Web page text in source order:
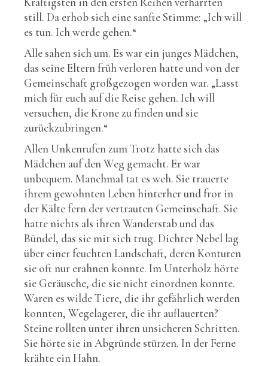
still. Da erhob sich eine sanfte Stimme: „Ich will
es tun. Ich werde gehen.“
Alle sahen sich um. Es war ein junges Mädchen,
das seine Eltern früh verloren hatte und von der
Gemeinschaft großgezogen worden war. „Lasst
mich für euch auf die Reise gehen. Ich will
versuchen, die Krone zu finden und sie
zurückzubringen.“
Allen Unkenrufen zum Trotz hatte sich das
Mädchen auf den Weg gemacht. Er war
unbequem. Manchmal tat es weh. Sie trauerte
ihrem gewohnten Leben hinterher und fror in
der Kälte fern der vertrauten Gemeinschaft. Sie
hatte nichts als ihren Wanderstab und das
Bündel, das sie mit sich trug. Dichter Nebel lag
über einer feuchten Landschaft, deren Konturen
sie oft nur erahnen konnte. Im Unterholz hörte
sie Geräusche, die sie nicht einordnen konnte.
Waren es wilde Tiere, die ihr gefährlich werden
konnten, Wegelagerer, die ihr auflauerten?
Steine rollten unter ihren unsicheren Schritten.
Sie hörte sie in Abgründe stürzen. In der Ferne
krähte ein Hahn.